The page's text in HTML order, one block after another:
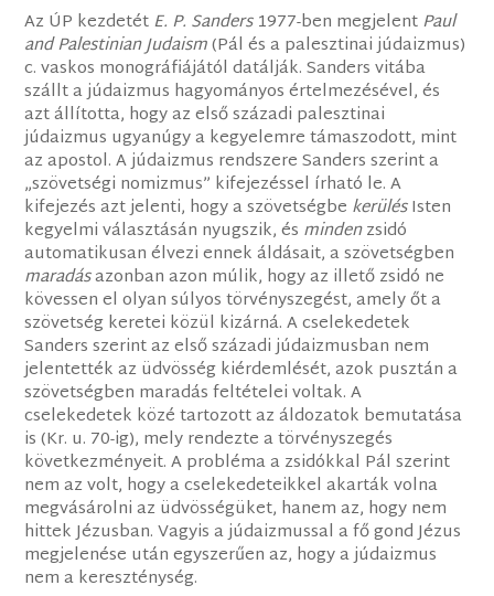
Az ÚP kezdetétE. P. Sanders1977-ben megjelentPaul
and Palestinian Judaism(Pál és a palesztinai júdaizmus)
c. vaskos monográfiájától datálják. Sanders vitába
szállt a júdaizmus hagyományos értelmezésével, és
azt állította, hogy az első századi palesztinai
júdaizmus ugyanúgy a kegyelemre támaszodott, mint
az apostol. A júdaizmus rendszere Sanders szerint a
„szövetségi nomizmus” kifejezéssel írható le. A
kifejezés azt jelenti, hogy a szövetségbe kerülésIsten
kegyelmi választásán nyugszik, és mindenzsidó
automatikusan élvezi ennek áldásait, a szövetségben
maradásazonban azon múlik, hogy az illető zsidó ne
kövessen el olyan súlyos törvényszegést, amely őt a
szövetség keretei közül kizárná. A cselekedetek
Sanders szerint az első századi júdaizmusban nem
jelentették az üdvösség kiérdemlését, azok pusztán a
szövetségben maradás feltételei voltak. A
cselekedetek közé tartozott az áldozatok bemutatása
is (Kr. u. 70-ig), mely rendezte a törvényszegés
következményeit. A probléma a zsidókkal Pál szerint
nem az volt, hogy a cselekedeteikkel akarták volna
megvásárolni az üdvösségüket, hanem az, hogy nem
hittek Jézusban. Vagyis a júdaizmussal a fő gond Jézus
megjelenése után egyszerűen az, hogy a júdaizmus
nem a kereszténység.